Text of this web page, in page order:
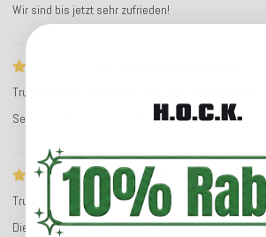
Wir sind bis jetzt sehr zufrieden!
Trusted Shops Bewertung
Sehr zuverlässig und pünktlich.
Tolle Wate, toller Service
Trusted Shops Bewertung
Service-Bewertung
Die Kissen kamen schnell, tolle Qualität. Einzig,